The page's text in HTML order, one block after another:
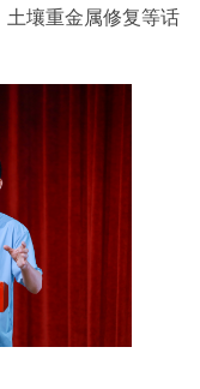
土壤重金属修复等话